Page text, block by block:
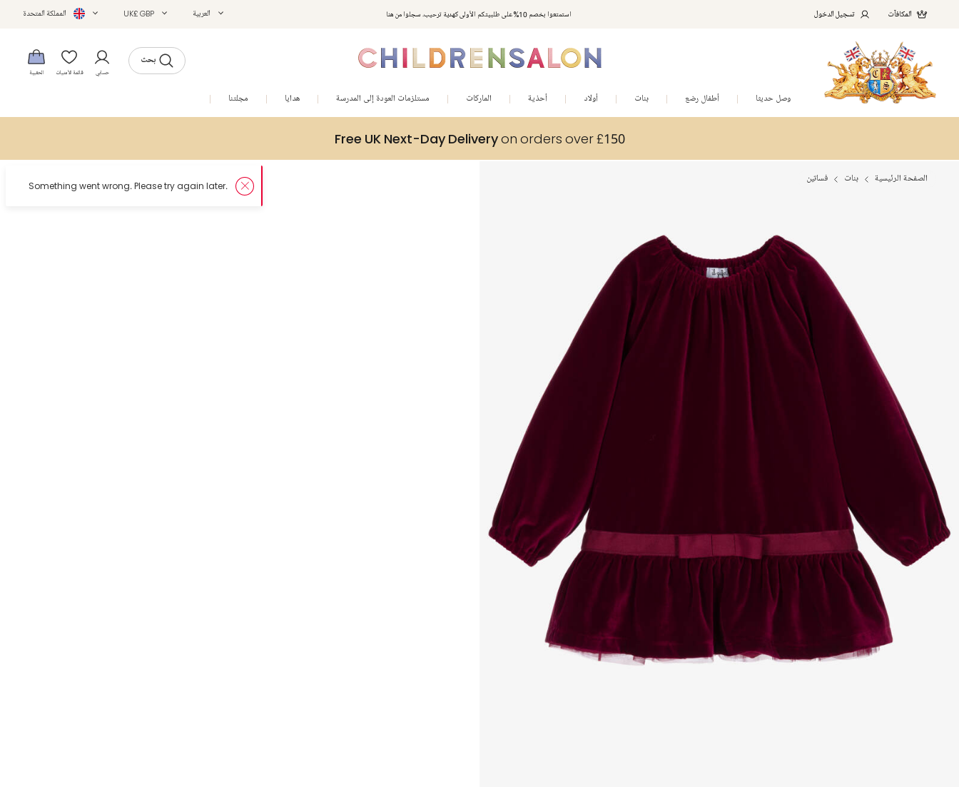
استمتعوا بخصم 10% على طلبيتكم الأولى كهدية ترحيب. سجلوا من هنا المكافآت تسجيل الدخول العربية UK£ GBP المملكة المتحدة
بحث
حسابي قائمة الأمنيات الحقيبة
وصل حديثا أطفال رضع بنات أولاد أحذية الماركات مستلزمات العودة إلى المدرسة هدايا مجلتنا
Free UK Next-Day Deliveryon orders over £150
الصفحة الرئيسية بنات فساتين